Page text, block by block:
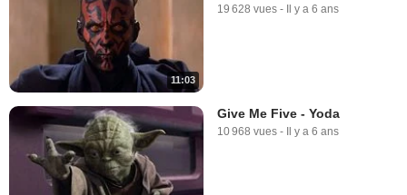
11:03
19 628 vues - Il y a 6 ans
Give Me Five - Yoda
10 968 vues - Il y a 6 ans